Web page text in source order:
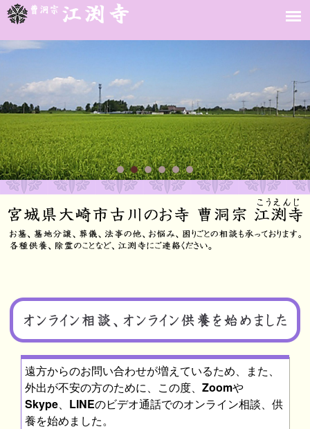
遠方からのお問い合わせが増えているため、また、
外出が不安の方のために、この度、Zoomや
Skype、 LINEのビデオ通話でのオンライン相談、供
養を始めました。